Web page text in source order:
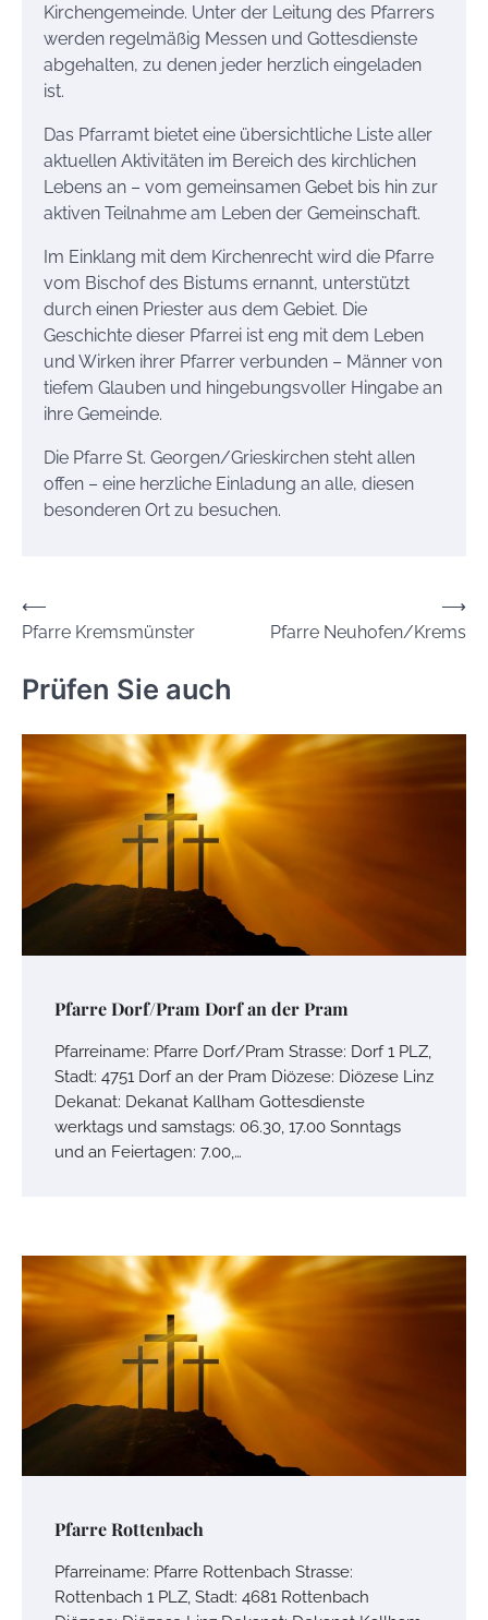
Kirchengemeinde. Unter der Leitung des Pfarrers
werden regelmäßig Messen und Gottesdienste
abgehalten, zu denen jeder herzlich eingeladen
ist.
Das Pfarramt bietet eine übersichtliche Liste aller
aktuellen Aktivitäten im Bereich des kirchlichen
Lebens an – vom gemeinsamen Gebet bis hin zur
aktiven Teilnahme am Leben der Gemeinschaft.
Im Einklang mit dem Kirchenrecht wird die Pfarre
vom Bischof des Bistums ernannt, unterstützt
durch einen Priester aus dem Gebiet. Die
Geschichte dieser Pfarrei ist eng mit dem Leben
und Wirken ihrer Pfarrer verbunden – Männer von
tiefem Glauben und hingebungsvoller Hingabe an
ihre Gemeinde.
Die Pfarre St. Georgen/Grieskirchen steht allen
offen – eine herzliche Einladung an alle, diesen
besonderen Ort zu besuchen.
Beitrags-
Navigation
⟵
Pfarre Kremsmünster
Pfarre Neuhofen/Krems
⟶
Prüfen Sie auch
Pfarre Dorf/Pram Dorf an der Pram
Pfarreiname: Pfarre Dorf/Pram Strasse: Dorf 1 PLZ,
Stadt: 4751 Dorf an der Pram Diözese: Diözese Linz
Dekanat: Dekanat Kallham Gottesdienste
werktags und samstags: 06.30, 17.00 Sonntags
und an Feiertagen: 7.00,…
Pfarre Rottenbach
Pfarreiname: Pfarre Rottenbach Strasse:
Rottenbach 1 PLZ, Stadt: 4681 Rottenbach